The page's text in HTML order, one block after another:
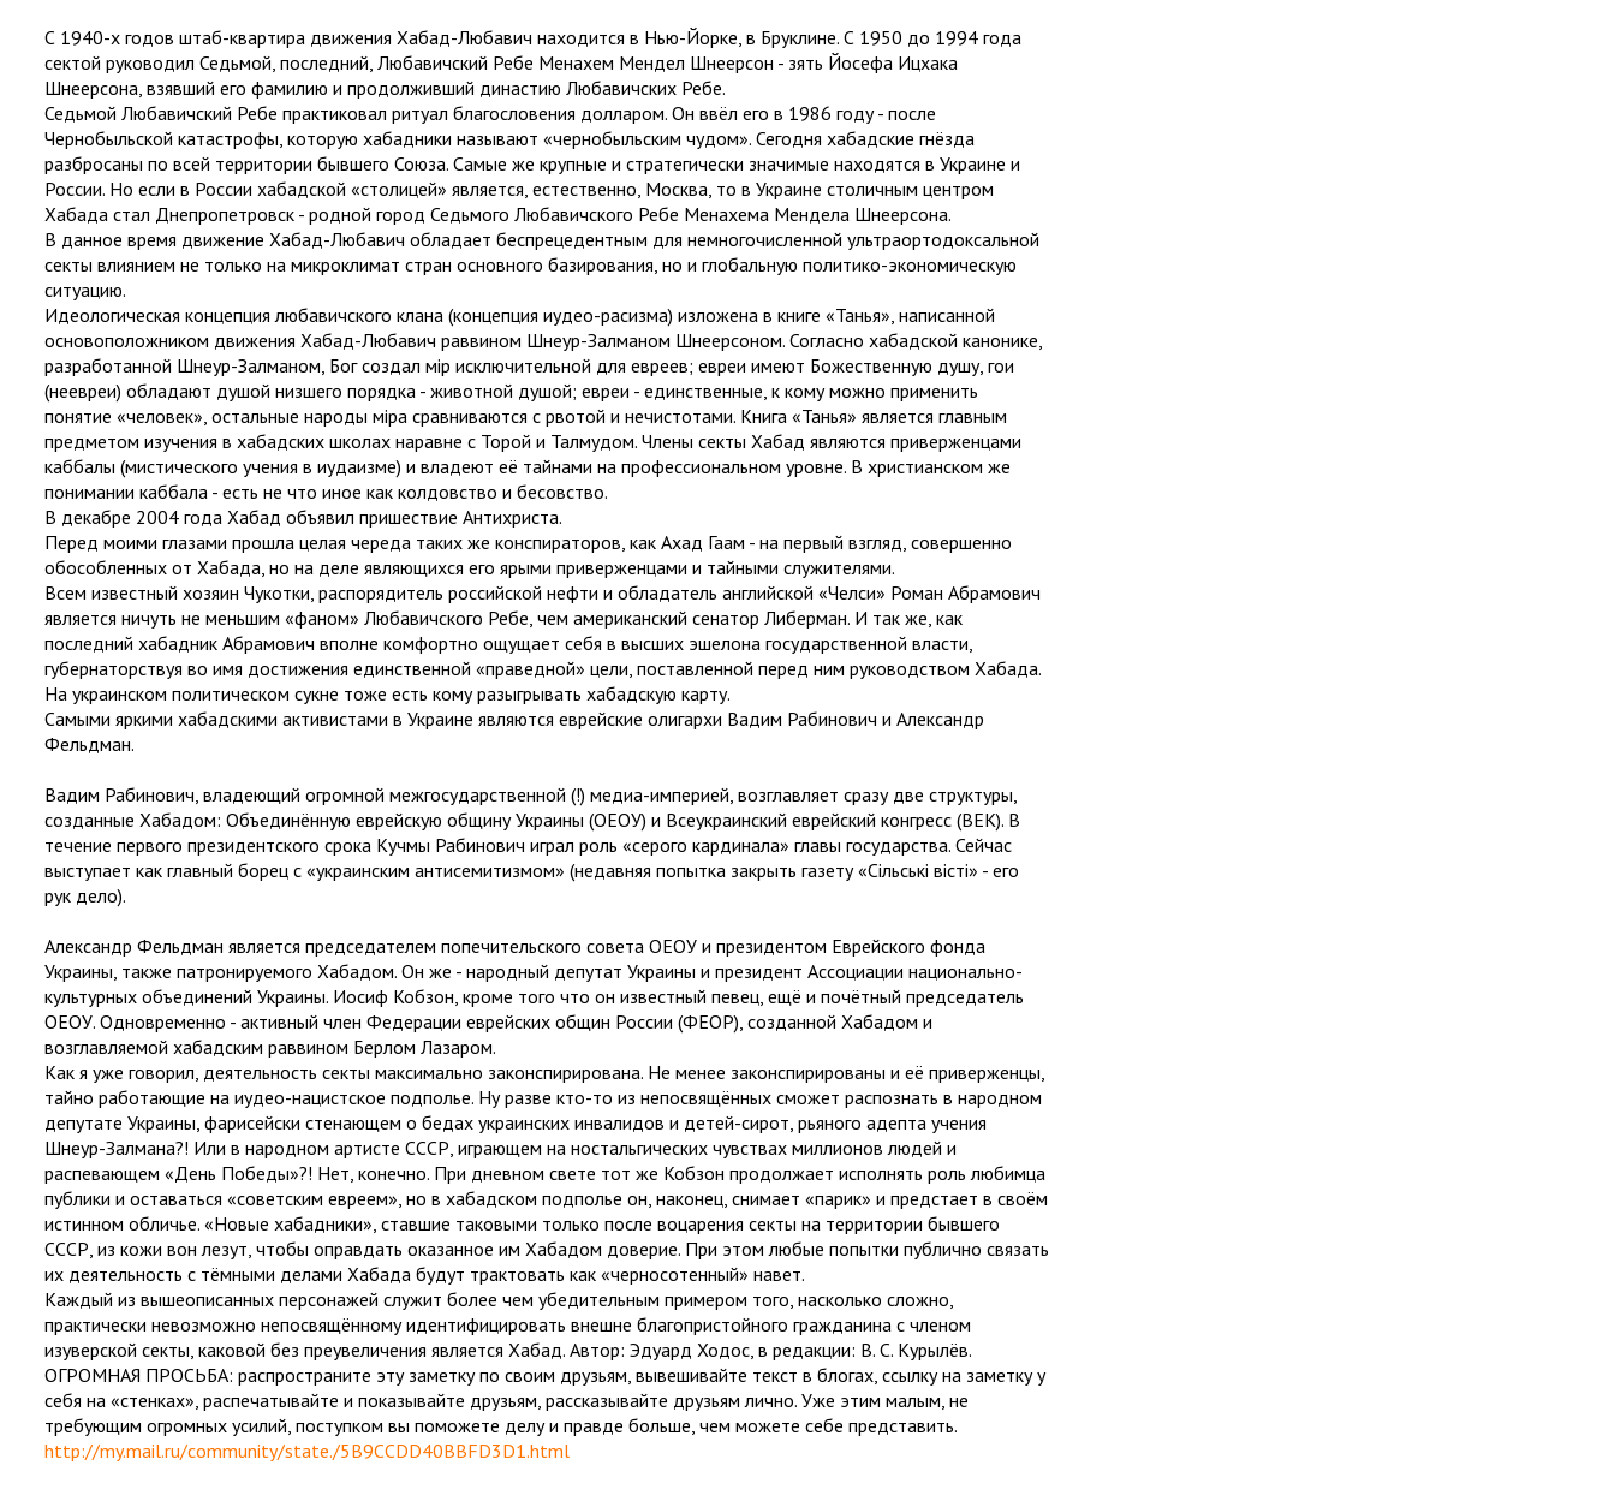
С 1940-х годов штаб-квартира движения Хабад-Любавич находится в Нью-Йорке, в Бруклине. С 1950 до 1994 года
сектой руководил Седьмой, последний, Любавичский Ребе Менахем Мендел Шнеерсон - зять Йосефа Ицхака
Шнеерсона, взявший его фамилию и продолживший династию Любавичских Ребе.
Седьмой Любавичский Ребе практиковал ритуал благословения долларом. Он ввёл его в 1986 году - после
Чернобыльской катастрофы, которую хабадники называют «чернобыльским чудом». Сегодня хабадские гнёзда
разбросаны по всей территории бывшего Союза. Самые же крупные и стратегически значимые находятся в Украине и
России. Но если в России хабадской «столицей» является, естественно, Москва, то в Украине столичным центром
Хабада стал Днепропетровск - родной город Седьмого Любавичского Ребе Менахема Мендела Шнеерсона.
В данное время движение Хабад-Любавич обладает беспрецедентным для немногочисленной ультраортодоксальной
секты влиянием не только на микроклимат стран основного базирования, но и глобальную политико-экономическую
ситуацию.
Идеологическая концепция любавичского клана (концепция иудео-расизма) изложена в книге «Танья», написанной
основоположником движения Хабад-Любавич раввином Шнеур-Залманом Шнеерсоном. Согласно хабадской канонике,
разработанной Шнеур-Залманом, Бог создал мір исключительной для евреев; евреи имеют Божественную душу, гои
(неевреи) обладают душой низшего порядка - животной душой; евреи - единственные, к кому можно применить
понятие «человек», остальные народы міра сравниваются с рвотой и нечистотами. Книга «Танья» является главным
предметом изучения в хабадских школах наравне с Торой и Талмудом. Члены секты Хабад являются приверженцами
каббалы (мистического учения в иудаизме) и владеют её тайнами на профессиональном уровне. В христианском же
понимании каббала - есть не что иное как колдовство и бесовство.
В декабре 2004 года Хабад объявил пришествие Антихриста.
Перед моими глазами прошла целая череда таких же конспираторов, как Ахад Гаам - на первый взгляд, совершенно
обособленных от Хабада, но на деле являющихся его ярыми приверженцами и тайными служителями.
Всем известный хозяин Чукотки, распорядитель российской нефти и обладатель английской «Челси» Роман Абрамович
является ничуть не меньшим «фаном» Любавичского Ребе, чем американский сенатор Либерман. И так же, как
последний хабадник Абрамович вполне комфортно ощущает себя в высших эшелона государственной власти,
губернаторствуя во имя достижения единственной «праведной» цели, поставленной перед ним руководством Хабада.
На украинском политическом сукне тоже есть кому разыгрывать хабадскую карту.
Самыми яркими хабадскими активистами в Украине являются еврейские олигархи Вадим Рабинович и Александр
Фельдман.
Вадим Рабинович, владеющий огромной межгосударственной (!) медиа-империей, возглавляет сразу две структуры,
созданные Хабадом: Объединённую еврейскую общину Украины (ОЕОУ) и Всеукраинский еврейский конгресс (ВЕК). В
течение первого президентского срока Кучмы Рабинович играл роль «серого кардинала» главы государства. Сейчас
выступает как главный борец с «украинским антисемитизмом» (недавняя попытка закрыть газету «Сільські вісті» - его
рук дело).
Александр Фельдман является председателем попечительского совета ОЕОУ и президентом Еврейского фонда
Украины, также патронируемого Хабадом. Он же - народный депутат Украины и президент Ассоциации национально-
культурных объединений Украины. Иосиф Кобзон, кроме того что он известный певец, ещё и почётный председатель
ОЕОУ. Одновременно - активный член Федерации еврейских общин России (ФЕОР), созданной Хабадом и
возглавляемой хабадским раввином Берлом Лазаром.
Как я уже говорил, деятельность секты максимально законспирирована. Не менее законспирированы и её приверженцы,
тайно работающие на иудео-нацистское подполье. Ну разве кто-то из непосвящённых сможет распознать в народном
депутате Украины, фарисейски стенающем о бедах украинских инвалидов и детей-сирот, рьяного адепта учения
Шнеур-Залмана?! Или в народном артисте СССР, играющем на ностальгических чувствах миллионов людей и
распевающем «День Победы»?! Нет, конечно. При дневном свете тот же Кобзон продолжает исполнять роль любимца
публики и оставаться «советским евреем», но в хабадском подполье он, наконец, снимает «парик» и предстает в своём
истинном обличье. «Новые хабадники», ставшие таковыми только после воцарения секты на территории бывшего
СССР, из кожи вон лезут, чтобы оправдать оказанное им Хабадом доверие. При этом любые попытки публично связать
их деятельность с тёмными делами Хабада будут трактовать как «черносотенный» навет.
Каждый из вышеописанных персонажей служит более чем убедительным примером того, насколько сложно,
практически невозможно непосвящённому идентифицировать внешне благопристойного гражданина с членом
изуверской секты, каковой без преувеличения является Хабад. Автор: Эдуард Ходос, в редакции: В. С. Курылёв.
ОГРОМНАЯ ПРОСЬБА: распространите эту заметку по своим друзьям, вывешивайте текст в блогах, ссылку на заметку у
себя на «стенках», распечатывайте и показывайте друзьям, рассказывайте друзьям лично. Уже этим малым, не
требующим огромных усилий, поступком вы поможете делу и правде больше, чем можете себе представить.
http://my.mail.ru/community/state./5B9CCDD40BBFD3D1.html